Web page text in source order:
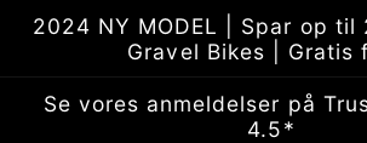
Gå til
2024 NY MODEL | Spar op til
Gravel Bikes | Gratis
Se vores anmeldelser på
4.5*